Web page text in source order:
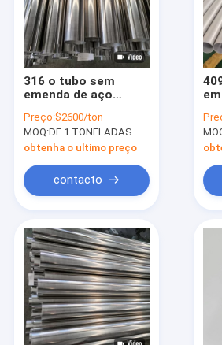
316 o tubo sem
emenda de aço
42.4MM 45mm Ss
conduz sem emenda
Preço:$2600/ton
MOQ:DE 1 TONELADAS
obtenha o ultimo preço
contacto